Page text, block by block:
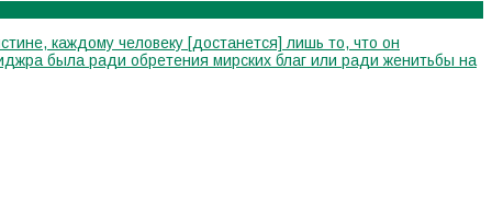
каждому человеку [достанется] лишь то, что он
была ради обретения мирских благ или ради женитьбы на